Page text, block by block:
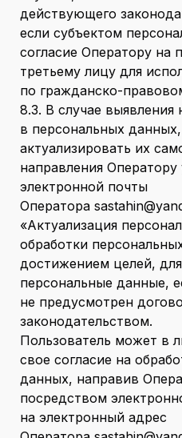
действующего
если субъектом
согласие Оператору на
третьему лицу для
по гражданско-
8.3. В случае выявления
в персональных
актуализировать их
направления
электронной почты
Оператора
«Актуализация
обработки
достижением целей,
персональные данные,
не предусмотрен
законодательством.
Пользователь может в
свое согласие на
данных, направив
посредством
на электронный адрес